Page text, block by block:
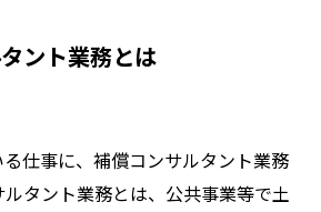
ント業務とは
仕事に、補償コンサルタント業務
タント業務とは、公共事業等で土